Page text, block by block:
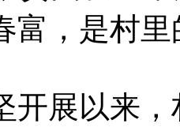
富，是村
展以来，